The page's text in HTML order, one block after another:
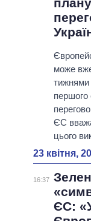
може
тижнями
першого
ЄС
цього
23 квітня,
16:37
ЄС: